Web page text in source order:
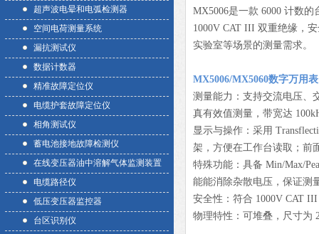
超声波电晕和电弧检测器
空间电荷测量系统
漏抗测试仪
数据计数器
精准故障定位仪
电缆护套故障定位仪
相角测试仪
蓄电池接地故障检测仪
在线变压器油中溶解气体监测装置
电缆路径仪
低压变压器监控器
台区识别仪
MX5006是一款 6000 计数
1000V CAT III 双重绝缘，
实验室等场景的测量需求。
MX5006/MX5060数字万用
测量能力：支持交流电压、
真有效值测量，带宽达
显示与操作：采用
架，方便在工作台读取；前
特殊功能：具备 Min/Max/
能能消除杂散电压，保证测
安全性：符合 1000V CAT
物理特性：可堆叠，尺寸为